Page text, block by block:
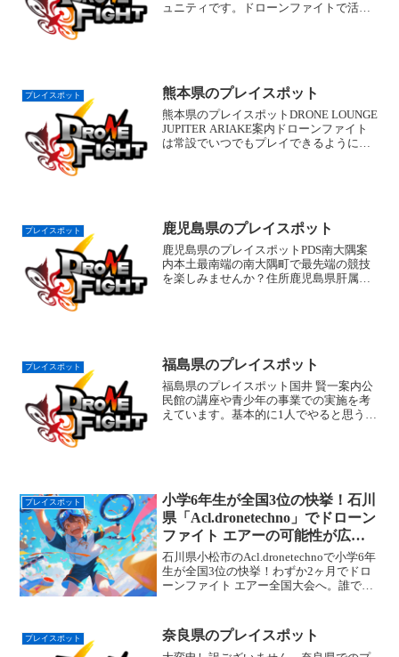
ュニティです。ドローンファイトで活躍
プレイスポット 熊本県のプレイスポット
熊本県のプレイスポットDRONE LOUNGE
JUPITER ARIAKE案内ドローンファイト
は常設でいつでもプレイできるようにご
プレイスポット 鹿児島県のプレイスポット
鹿児島県のプレイスポットPDS南大隅案
内本土最南端の南大隅町で最先端の競技
を楽しみませんか？住所鹿児島県肝属郡
プレイスポット 福島県のプレイスポット
福島県のプレイスポット国井 賢一案内公
民館の講座や青少年の事業での実施を考
えています。基本的に1人でやると思うの
プレイスポット
小学6年生が全国3位の快挙！石川
県「Acl.dronetechno」でドローン
ファイト エアーの可能性が広が
る
石川県小松市のAcl.dronetechnoで小学6年
生が全国3位の快挙！わずか2ヶ月でドロ
ーンファイト エアー全国大会へ。誰でも
プレイスポット 奈良県のプレイスポット